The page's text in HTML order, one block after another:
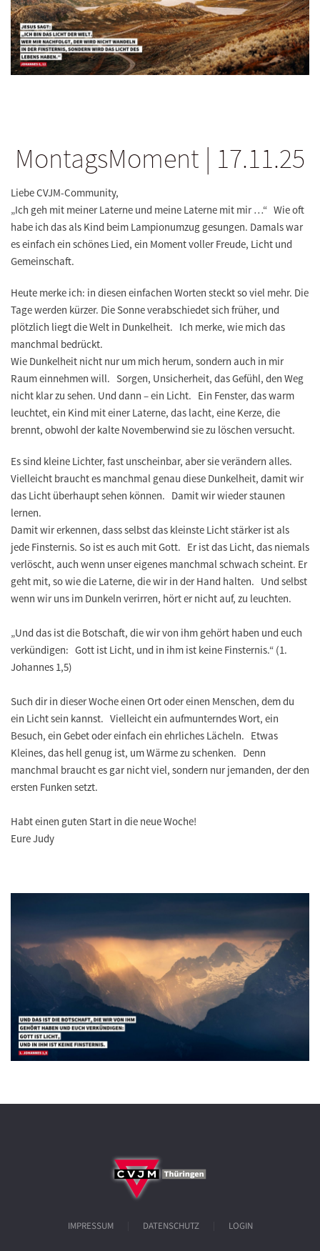
MontagsMoment | 17.11.25
Liebe CVJM-Community,
„Ich geh mit meiner Laterne und meine Laterne mit mir …“ Wie oft
habe ich das als Kind beim Lampionumzug gesungen. Damals war
es einfach ein schönes Lied, ein Moment voller Freude, Licht und
Gemeinschaft.
Heute merke ich: in diesen einfachen Worten steckt so viel mehr. Die
Tage werden kürzer. Die Sonne verabschiedet sich früher, und
plötzlich liegt die Welt in Dunkelheit. Ich merke, wie mich das
manchmal bedrückt.
Wie Dunkelheit nicht nur um mich herum, sondern auch in mir
Raum einnehmen will. Sorgen, Unsicherheit, das Gefühl, den Weg
nicht klar zu sehen. Und dann – ein Licht. Ein Fenster, das warm
leuchtet, ein Kind mit einer Laterne, das lacht, eine Kerze, die
brennt, obwohl der kalte Novemberwind sie zu löschen versucht.
Es sind kleine Lichter, fast unscheinbar, aber sie verändern alles.
Vielleicht braucht es manchmal genau diese Dunkelheit, damit wir
das Licht überhaupt sehen können. Damit wir wieder staunen
lernen.
Damit wir erkennen, dass selbst das kleinste Licht stärker ist als
jede Finsternis. So ist es auch mit Gott. Er ist das Licht, das niemals
verlöscht, auch wenn unser eigenes manchmal schwach scheint. Er
geht mit, so wie die Laterne, die wir in der Hand halten. Und selbst
wenn wir uns im Dunkeln verirren, hört er nicht auf, zu leuchten.
„Und das ist die Botschaft, die wir von ihm gehört haben und euch
verkündigen: Gott ist Licht, und in ihm ist keine Finsternis.“ (1.
Johannes 1,5)
Such dir in dieser Woche einen Ort oder einen Menschen, dem du
ein Licht sein kannst. Vielleicht ein aufmunterndes Wort, ein
Besuch, ein Gebet oder einfach ein ehrliches Lächeln. Etwas
Kleines, das hell genug ist, um Wärme zu schenken. Denn
manchmal braucht es gar nicht viel, sondern nur jemanden, der den
ersten Funken setzt.
Habt einen guten Start in die neue Woche!
Eure Judy
IMPRESSUM DATENSCHUTZ LOGIN